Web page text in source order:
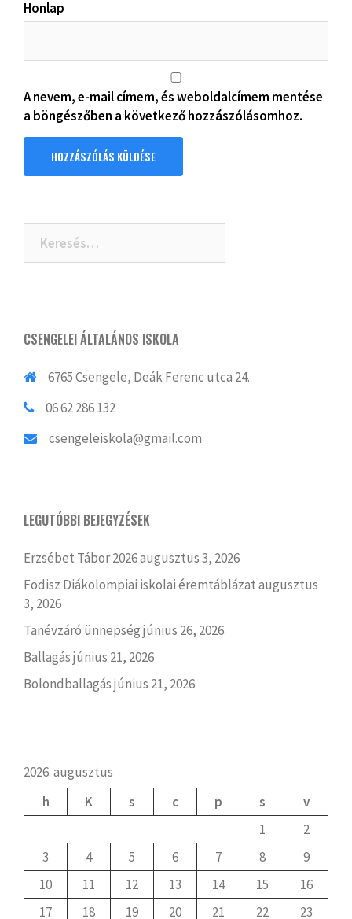
Honlap
A nevem, e-mail címem, és weboldalcímem mentése
a böngészőben a következő hozzászólásomhoz.
CSENGELEI ÁLTALÁNOS ISKOLA
6765 Csengele, Deák Ferenc utca 24.
06 62 286 132
csengeleiskola@gmail.com
LEGUTÓBBI BEJEGYZÉSEK
Erzsébet Tábor 2026augusztus 3, 2026
Fodisz Diákolompiai iskolai éremtáblázataugusztus
3, 2026
Tanévzáró ünnepségjúnius 26, 2026
Ballagásjúnius 21, 2026
Bolondballagásjúnius 21, 2026
2026. augusztus
h
K s c p s
v
1
2
3
4 5 6 7 8
9
10
11 12 13 14 15
16
17
18 19 20 21 22 23